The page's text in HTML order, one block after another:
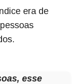
era de
esse